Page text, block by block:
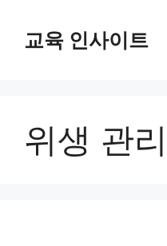
교육 인사이트
위생 관리